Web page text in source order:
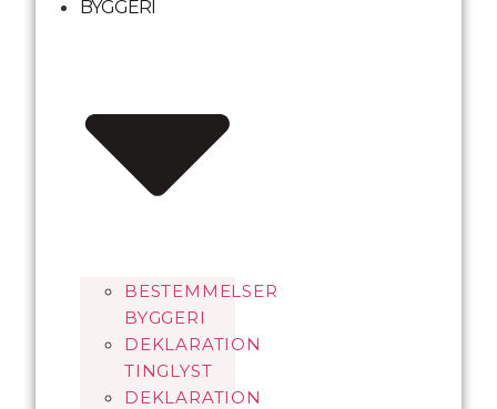
BYGGERI
BESTEMMELSER
BYGGERI
DEKLARATION
TINGLYST
DEKLARATION